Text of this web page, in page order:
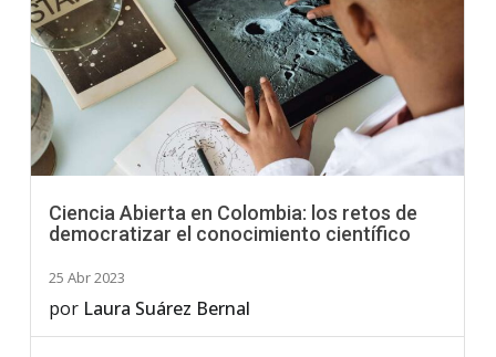
Ciencia Abierta en Colombia: los retos de
democratizar el conocimiento científico
25 Abr 2023
por Laura Suárez Bernal